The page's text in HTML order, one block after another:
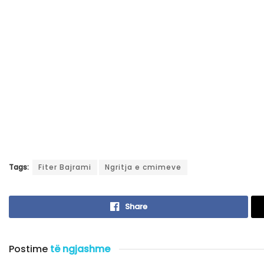
Tags: Fiter Bajrami Ngritja e cmimeve
Share
Postime të ngjashme